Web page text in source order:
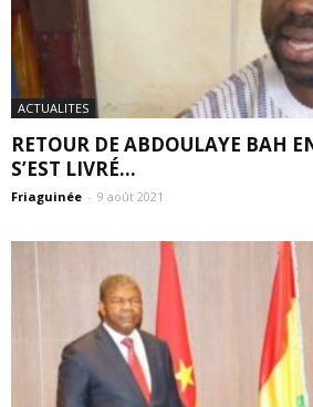
ACTUALITES
RETOUR DE ABDOULAYE BAH
S’EST LIVRÉ...
Friaguinée - 9 août 2021